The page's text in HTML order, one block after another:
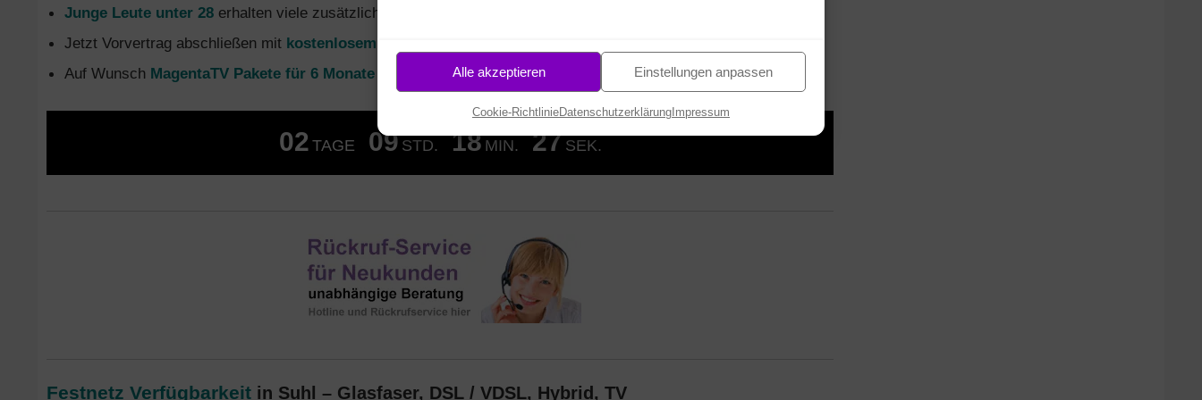
Alle akzeptieren Einstellungen anpassen
Cookie-RichtlinieDatenschutzerklärung Impressum
Junge Leute unter 28 erhalten viele zusätzliche Rabatte für den Festnetz Anschluss.
Jetzt Vorvertrag abschließen mit kostenlosem Glasfaser Hausanschluss
Auf Wunsch MagentaTV Pakete für 6 Monate ohne Aufpreis-hier bestellen
02 TAGE 09 STD. 18 MIN. 26 SEK.
Festnetz Verfügbarkeit in Suhl – Glasfaser, DSL / VDSL, Hybrid, TV